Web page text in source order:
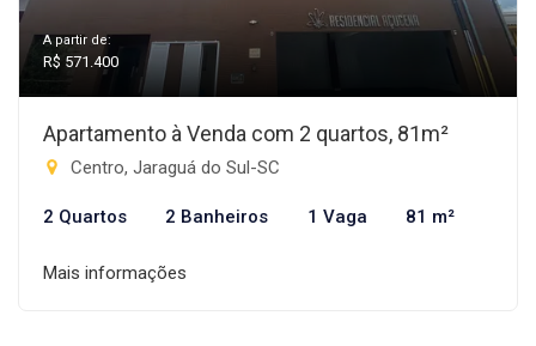
A partir de:
R$ 571.400
Apartamento à Venda com 2 quartos, 81m²
Centro, Jaraguá do Sul-SC
2 Quartos 2 Banheiros 1 Vaga 81 m²
Mais informações